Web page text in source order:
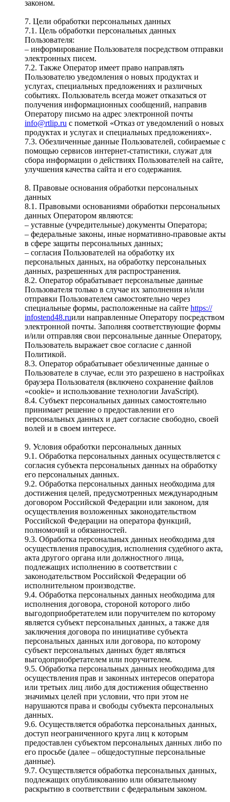
законом.
7. Цели обработки персональных данных
7.1. Цель обработки персональных данных
Пользователя:
– информирование Пользователя посредством отправки
электронных писем.
7.2. Также Оператор имеет право направлять
Пользователю уведомления о новых продуктах и
услугах, специальных предложениях и различных
событиях. Пользователь всегда может отказаться от
получения информационных сообщений, направив
Оператору письмо на адрес электронной почты
info@rtlip.ru с пометкой «Отказ от уведомлений о новых
продуктах и услугах и специальных предложениях».
7.3. Обезличенные данные Пользователей, собираемые с
помощью сервисов интернет-статистики, служат для
сбора информации о действиях Пользователей на сайте,
улучшения качества сайта и его содержания.
8. Правовые основания обработки персональных
данных
8.1. Правовыми основаниями обработки персональных
данных Оператором являются:
– уставные (учредительные) документы Оператора;
– федеральные законы, иные нормативно-правовые акты
в сфере защиты персональных данных;
– согласия Пользователей на обработку их
персональных данных, на обработку персональных
данных, разрешенных для распространения.
8.2. Оператор обрабатывает персональные данные
Пользователя только в случае их заполнения и/или
отправки Пользователем самостоятельно через
специальные формы, расположенные на сайте https://
infostend48.ruили направленные Оператору посредством
электронной почты. Заполняя соответствующие формы
и/или отправляя свои персональные данные Оператору,
Пользователь выражает свое согласие с данной
Политикой.
8.3. Оператор обрабатывает обезличенные данные о
Пользователе в случае, если это разрешено в настройках
браузера Пользователя (включено сохранение файлов
«cookie» и использование технологии JavaScript).
8.4. Субъект персональных данных самостоятельно
принимает решение о предоставлении его
персональных данных и дает согласие свободно, своей
волей и в своем интересе.
9. Условия обработки персональных данных
9.1. Обработка персональных данных осуществляется с
согласия субъекта персональных данных на обработку
его персональных данных.
9.2. Обработка персональных данных необходима для
достижения целей, предусмотренных международным
договором Российской Федерации или законом, для
осуществления возложенных законодательством
Российской Федерации на оператора функций,
полномочий и обязанностей.
9.3. Обработка персональных данных необходима для
осуществления правосудия, исполнения судебного акта,
акта другого органа или должностного лица,
подлежащих исполнению в соответствии с
законодательством Российской Федерации об
исполнительном производстве.
9.4. Обработка персональных данных необходима для
исполнения договора, стороной которого либо
выгодоприобретателем или поручителем по которому
является субъект персональных данных, а также для
заключения договора по инициативе субъекта
персональных данных или договора, по которому
субъект персональных данных будет являться
выгодоприобретателем или поручителем.
9.5. Обработка персональных данных необходима для
осуществления прав и законных интересов оператора
или третьих лиц либо для достижения общественно
значимых целей при условии, что при этом не
нарушаются права и свободы субъекта персональных
данных.
9.6. Осуществляется обработка персональных данных,
доступ неограниченного круга лиц к которым
предоставлен субъектом персональных данных либо по
его просьбе (далее – общедоступные персональные
данные).
9.7. Осуществляется обработка персональных данных,
подлежащих опубликованию или обязательному
раскрытию в соответствии с федеральным законом.